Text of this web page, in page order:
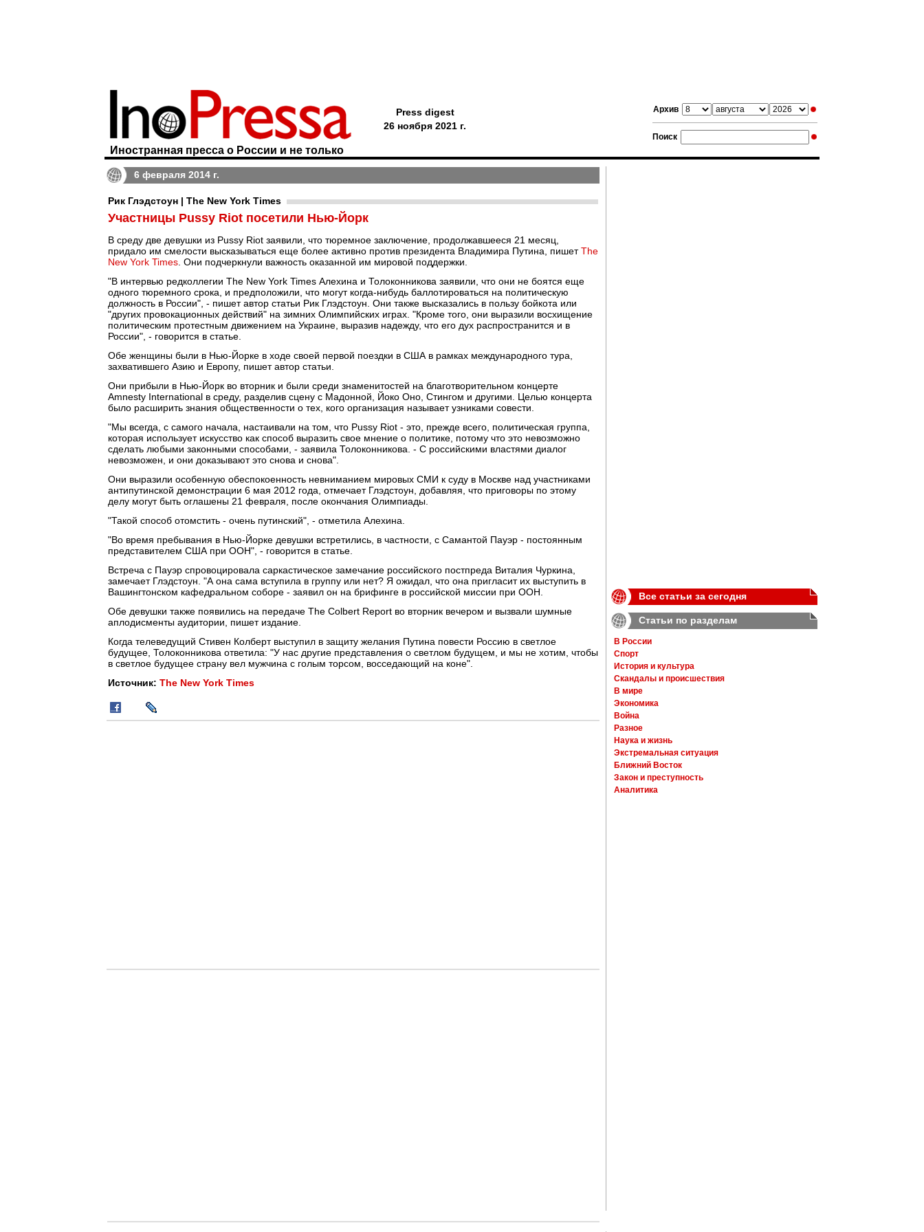
Архив
Поиск
Иностранная пресса о России и не только
Press digest
26 ноября 2021 г.
6 февраля 2014 г.
Рик Глэдстоун | The New York Times
Участницы Pussy Riot посетили Нью-Йорк
В среду две девушки из Pussy Riot заявили, что тюремное заключение, продолжавшееся 21 месяц,
придало им смелости высказываться еще более активно против президента Владимира Путина, пишетThe
New York Times . Они подчеркнули важность оказанной им мировой поддержки.
"В интервью редколлегии The New York Times Алехина и Толоконникова заявили, что они не боятся еще
одного тюремного срока, и предположили, что могут когда-нибудь баллотироваться на политическую
должность в России", - пишет автор статьи Рик Глэдстоун. Они также высказались в пользу бойкота или
"других провокационных действий" на зимних Олимпийских играх. "Кроме того, они выразили восхищение
политическим протестным движением на Украине, выразив надежду, что его дух распространится и в
России", - говорится в статье.
Обе женщины были в Нью-Йорке в ходе своей первой поездки в США в рамках международного тура,
захватившего Азию и Европу, пишет автор статьи.
Они прибыли в Нью-Йорк во вторник и были среди знаменитостей на благотворительном концерте
Amnesty International в среду, разделив сцену с Мадонной, Йоко Оно, Стингом и другими. Целью концерта
было расширить знания общественности о тех, кого организация называет узниками совести.
"Мы всегда, с самого начала, настаивали на том, что Pussy Riot - это, прежде всего, политическая группа,
которая использует искусство как способ выразить свое мнение о политике, потому что это невозможно
сделать любыми законными способами, - заявила Толоконникова. - С российскими властями диалог
невозможен, и они доказывают это снова и снова".
Они выразили особенную обеспокоенность невниманием мировых СМИ к суду в Москве над участниками
антипутинской демонстрации 6 мая 2012 года, отмечает Глэдстоун, добавляя, что приговоры по этому
делу могут быть оглашены 21 февраля, после окончания Олимпиады.
"Такой способ отомстить - очень путинский", - отметила Алехина.
"Во время пребывания в Нью-Йорке девушки встретились, в частности, с Самантой Пауэр - постоянным
представителем США при ООН", - говорится в статье.
Встреча с Пауэр спровоцировала саркастическое замечание российского постпреда Виталия Чуркина,
замечает Глэдстоун. "А она сама вступила в группу или нет? Я ожидал, что она пригласит их выступить в
Вашингтонском кафедральном соборе - заявил он на брифинге в российской миссии при ООН.
Обе девушки также появились на передаче The Colbert Report во вторник вечером и вызвали шумные
аплодисменты аудитории, пишет издание.
Когда телеведущий Стивен Колберт выступил в защиту желания Путина повести Россию в светлое
будущее, Толоконникова ответила: "У нас другие представления о светлом будущем, и мы не хотим, чтобы
в светлое будущее страну вел мужчина с голым торсом, восседающий на коне".
Источник: The New York Times
Все статьи за сегодня
Статьи по разделам
В России
Спорт
История и культура
Скандалы и происшествия
В мире
Экономика
Война
Разное
Наука и жизнь
Экстремальная ситуация
Ближний Восток
Закон и преступность
Аналитика